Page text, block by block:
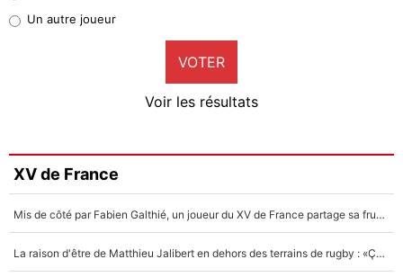
9%
Faris Moumbagna
4%
Un autre joueur
5%
Un autre joueur
VOTER
Voir les résultats
XV de France
Mis de côté par Fabien Galthié, un joueur du XV de France partage sa frustration : «ils ne me l’ont pas dit tout de suite»
La raison d'être de Matthieu Jalibert en dehors des terrains de rugby : «Ça m'atteint autant que si tu touches à un membre de ma famille»